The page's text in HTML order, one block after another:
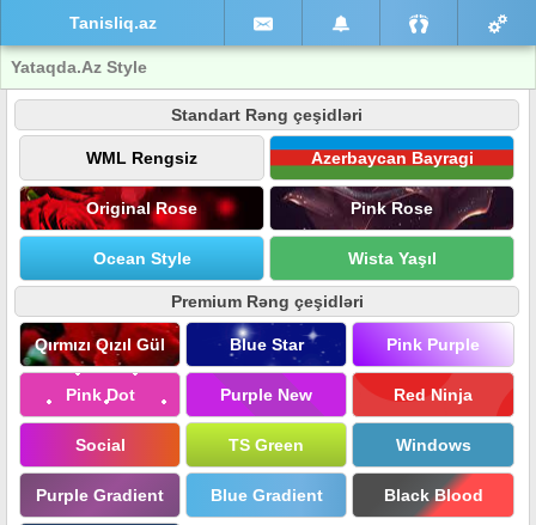
Tanisliq.az
Yataqda.Az Style
Standart Rəng çeşidləri
WML Rengsiz Azerbaycan Bayragi
Original Rose Pink Rose
Ocean Style Wista Yaşıl
Premium Rəng çeşidləri
Qırmızı Qızıl Gül Blue Star Pink Purple
Pink Dot Purple New Red Ninja
Social TS Green Windows
Purple Gradient Blue Gradient Black Blood